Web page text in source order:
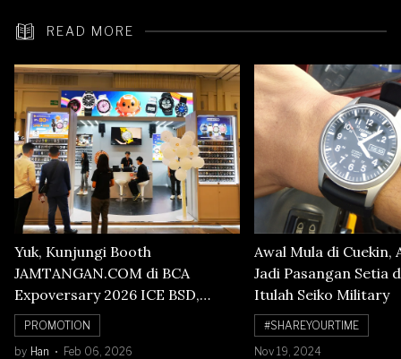
READ MORE
Yuk, Kunjungi Booth
JAMTANGAN.COM di BCA
Expoversary 2026 ICE BSD,
Banyak Diskon Jam Tangan,
Cuma Sampai 8 Februari!
PROMOTION
by Han Feb 06, 2026
Awal Mula di Cuekin,
Jadi Pasangan Setia
Itulah Seiko Military
#SHAREYOURTIME
Nov 19, 2024